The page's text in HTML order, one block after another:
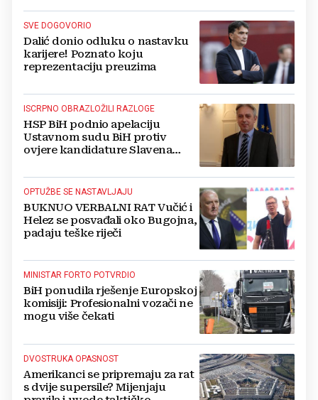
SVE DOGOVORIO
Dalić donio odluku o nastavku
karijere! Poznato koju
reprezentaciju preuzima
ISCRPNO OBRAZLOŽILI RAZLOGE
HSP BiH podnio apelaciju
Ustavnom sudu BiH protiv
ovjere kandidature Slavena
OPTUŽBE SE NASTAVLJAJU
BUKNUO VERBALNI RAT Vučić i
Helez se posvađali oko Bugojna,
padaju teške riječi
MINISTAR FORTO POTVRDIO
BiH ponudila rješenje Europskoj
komisiji: Profesionalni vozači ne
mogu više čekati
DVOSTRUKA OPASNOST
Amerikanci se pripremaju za rat
s dvije supersile? Mijenjaju